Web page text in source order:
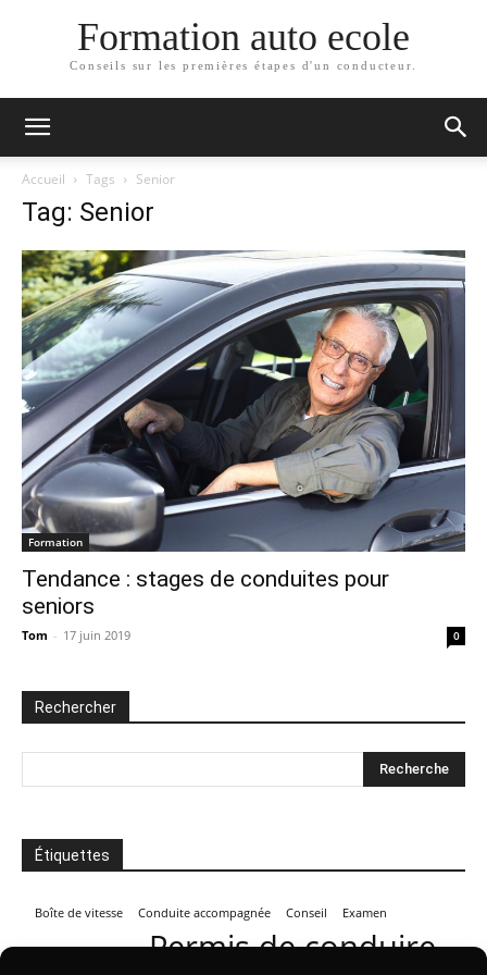
Formation auto ecole
Conseils sur les premières étapes d'un conducteur.
Accueil Tags Senior
Tag: Senior
Formation
Tendance : stages de conduites pour
seniors
Tom - 17 juin 2019 0
Rechercher
Étiquettes
Boîte de vitesse Conduite accompagnée Conseil Examen
Permis de conduire